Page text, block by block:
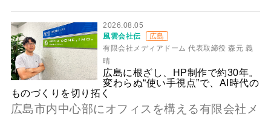
2026.08.05
風雲会社伝
広島
有限会社メディアドーム 代表取締役 森元 義
晴
広島に根ざし、HP制作で約30年。
変わらぬ“使い手視点”で、AI時代の
ものづくりを切り拓く
広島市内中心部にオフィスを構える有限会社メ